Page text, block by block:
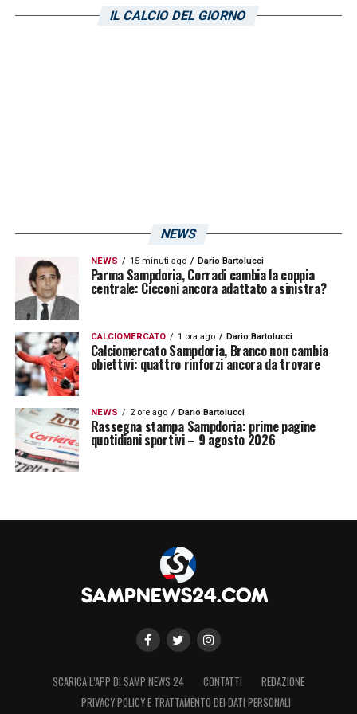
IL CALCIO DEL GIORNO
NEWS
NEWS 15 minuti ago Dario Bartolucci
Parma Sampdoria, Corradi cambia la coppia
centrale: Cicconi ancora adattato a sinistra?
CALCIOMERCATO 1 ora ago Dario Bartolucci
Calciomercato Sampdoria, Branco non cambia
obiettivi: quattro rinforzi ancora da trovare
NEWS 2 ore ago Dario Bartolucci
Rassegna stampa Sampdoria: prime pagine
quotidiani sportivi – 9 agosto 2026
SCARICA L’APP DI SAMP NEWS 24 CONTATTI
REDAZIONE
PRIVACY POLICY E TRATTAMENTO DEI DATI PERSONALI